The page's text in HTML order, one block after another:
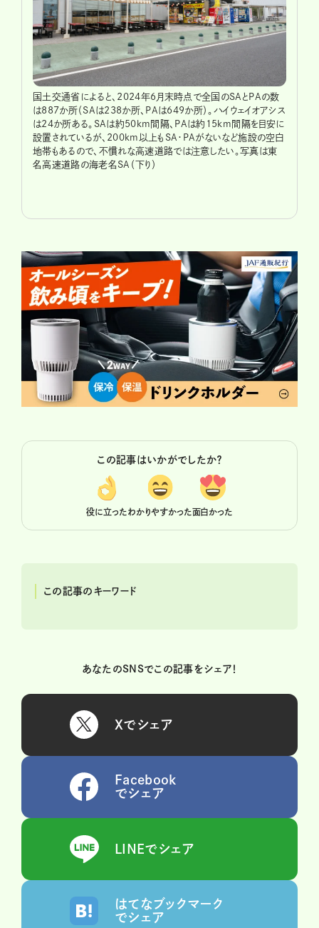
国土交通省によると、2024年6月末時点で全国のSAとPAの数
は887か所（SAは238か所、PAは649か所）。ハイウェイオアシス
は24か所ある。SAは約50km間隔、PAは約15km間隔を目安に
設置されているが、200km以上もSA・PAがないなど施設の空白
地帯もあるので、不慣れな高速道路では注意したい。写真は東
名高速道路の海老名SA（下り）
この記事はいかがでしたか？
役に立ったわかりやすかった面白かった
この記事のキーワード
あなたのSNSでこの記事をシェア！
Xでシェア
Facebook
でシェア
LINEでシェア
はてなブックマーク
でシェア